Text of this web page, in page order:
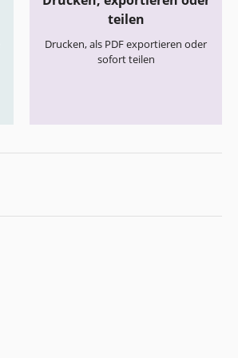
teilen
Drucken, als PDF exportieren oder
sofort teilen